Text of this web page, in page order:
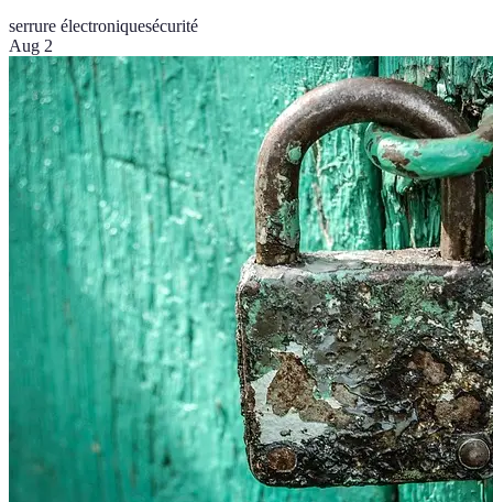
serrure électroniquesécurité
Aug 2